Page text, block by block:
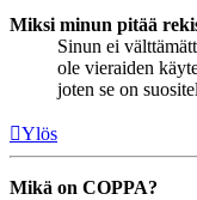
Miksi minun pitää
Sinun ei
ole vieraiden
joten se on
Ylös
Mikä on COPPA?